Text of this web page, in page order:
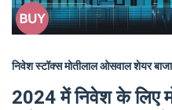
निवेशस्टॉक्समोतीलाल ओसवालशेयर
2024 में निवेश के लिए